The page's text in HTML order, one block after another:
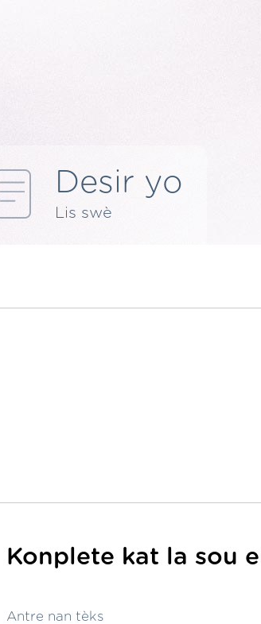
Desir yo
Lis swè
Konplete kat la sou
Antre nan tèks